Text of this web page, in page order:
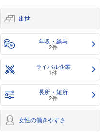
出世
年収・給与
2件
ライバル企業
1件
長所・短所
2件
女性の働きやすさ